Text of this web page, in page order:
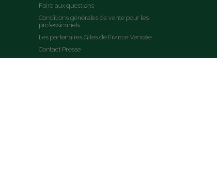
Foire aux questions
Conditions générales de vente pour les
professionnels
Les partenaires Gites de France Vendée
Contact Presse